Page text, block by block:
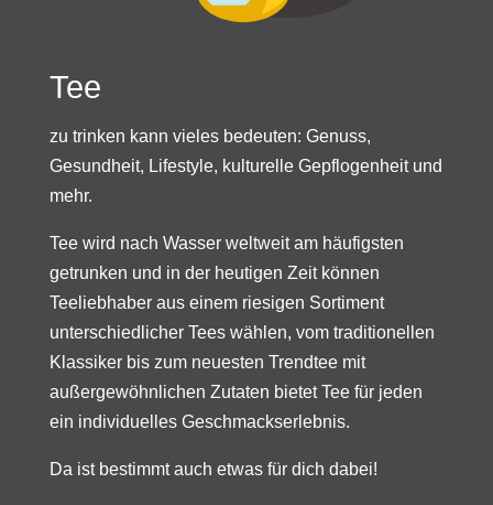
Tee
zu trinken kann vieles bedeuten: Genuss,
Gesundheit, Lifestyle, kulturelle Gepflogenheit und
mehr.
Tee wird nach Wasser weltweit am häufigsten
getrunken und in der heutigen Zeit können
Teeliebhaber aus einem riesigen Sortiment
unterschiedlicher Tees wählen, vom traditionellen
Klassiker bis zum neuesten Trendtee mit
außergewöhnlichen Zutaten bietet Tee für jeden
ein individuelles Geschmackserlebnis.
Da ist bestimmt auch etwas für dich dabei!